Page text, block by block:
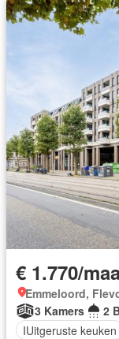
€ 1.770/
Emmeloord,
3 Kamers
2
IUitgeruste keuken